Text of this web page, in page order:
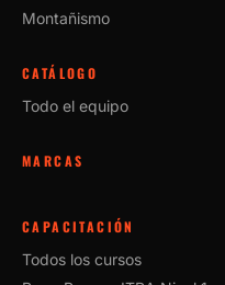
Montañismo
CATÁLOGO
Todo el equipo
MARCAS
CAPACITACIÓN
Todos los cursos